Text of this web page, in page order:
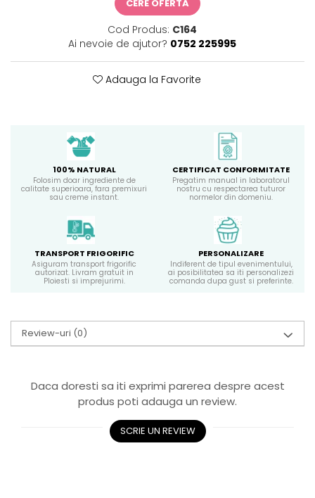
CERE OFERTA
Cod Produs: C164
Ai nevoie de ajutor? 0752 225995
Adauga la Favorite
100% NATURAL
Folosim doar ingrediente de
calitate superioara, fara premixuri
sau creme instant.
CERTIFICAT CONFORMITATE
Pregatim manual in laboratorul
nostru cu respectarea tuturor
normelor din domeniu.
TRANSPORT FRIGORIFIC
Asiguram transport frigorific
autorizat. Livram gratuit in
Ploiesti si imprejurimi.
PERSONALIZARE
Indiferent de tipul evenimentului,
ai posibilitatea sa iti personalizezi
comanda dupa gust si preferinte.
Review-uri (0)
Daca doresti sa iti exprimi parerea despre acest
produs poti adauga un review.
SCRIE UN REVIEW